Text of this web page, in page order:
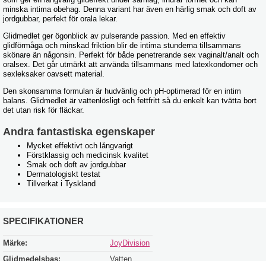
minska intima obehag. Denna variant har även en härlig smak och doft av
jordgubbar, perfekt för orala lekar.
Glidmedlet ger ögonblick av pulserande passion. Med en effektiv
glidförmåga och minskad friktion blir de intima stunderna tillsammans
skönare än någonsin. Perfekt för både penetrerande sex vaginalt/analt och
oralsex. Det går utmärkt att använda tillsammans med latexkondomer och
sexleksaker oavsett material.
Den skonsamma formulan är hudvänlig och pH-optimerad för en intim
balans. Glidmedlet är vattenlösligt och fettfritt så du enkelt kan tvätta bort
det utan risk för fläckar.
Andra fantastiska egenskaper
Mycket effektivt och långvarigt
Förstklassig och medicinsk kvalitet
Smak och doft av jordgubbar
Dermatologiskt testat
Tillverkat i Tyskland
SPECIFIKATIONER
Märke:
JoyDivision
Glidmedelsbas:
Vatten